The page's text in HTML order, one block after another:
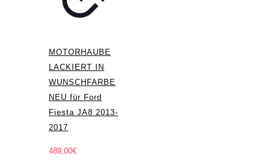
MOTORHAUBE
LACKIERT IN
WUNSCHFARBE
NEU für Ford
Fiesta JA8 2013-
2017
489,00€